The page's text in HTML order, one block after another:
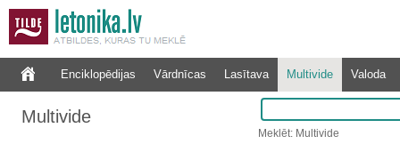
Enciklopēdijas Vārdnīcas Lasītava Multivide Valoda
Multivide
Meklēt: Multivide